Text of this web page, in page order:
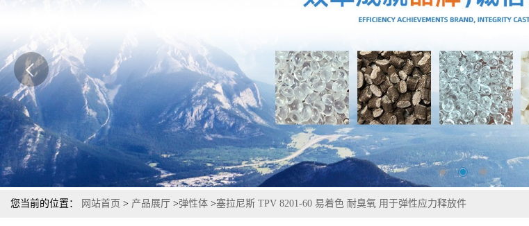
您当前的位置： 网站首页 > 产品展厅 >弹性体 >塞拉尼斯 TPV 8201-60 易着色 耐臭氧 用于弹性应力释放件